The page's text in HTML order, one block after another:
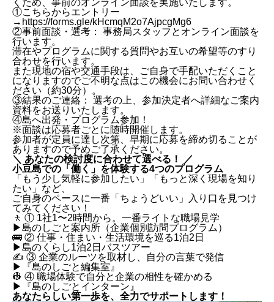
①こちらからエントリー
→ https://forms.gle/kHcmqM2o7AjpcgMg6
②事前面談・選考： 事務局スタッフとオンライン面談を
行います。
滞在やプログラムに関する質問やお互いの希望等のすり
合わせを行います。
また現地の宿や交通手段は、ご自身で手配いただくこと
になりますのでご不明な点はこの機会にお問い合わせく
ださい（約30分）。
③結果のご連絡： 選考の上、参加決定者へ詳細なご案内
資料をお送りいたします。
④島へ出発・プログラム参加！
※面談は応募者ごとに随時開催します。
参加者が定員に達し次第、早期に応募を締め切ることが
ありますので予めご了承ください。
＼ あなたの検討度に合わせて選べる！ ／
小豆島での「働く」を体験する4つのプログラム
「もう少し気軽に参加したい」「もっと深く現場を知り
たい」など、
ご自身のペースに一番「ちょうどいい」入り口を見つけ
てみてください！
🚶 ① 1社1〜2時間から。一番ライトな職場見学
▶︎島のしごと案内所（企業個別訪問プログラム）
🚌 ② 仕事・住まい・生活環境を巡る1泊2日
▶︎島のくらし1泊2日バスツアー
✍️ ③ 企業のルーツを取材し、自分の言葉で発信
▶︎『島のしごと編集室』
👷 ④ 職場体験で自分と企業の相性を確かめる
▶︎『島のしごとインターン』
あなたらしい第一歩を、全力でサポートします！